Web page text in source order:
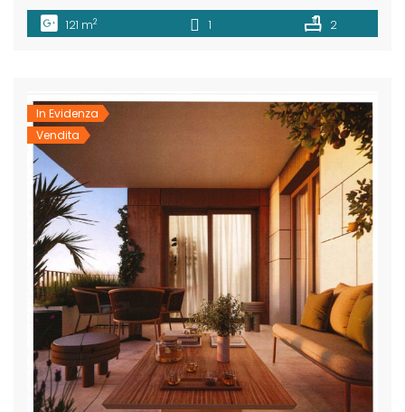
l’opportunità che fa per te! L’agenzia immobiliare
MaterHouse propone in vendita all’interno di un complesso
121 m2 1 2
In Evidenza
Vendita